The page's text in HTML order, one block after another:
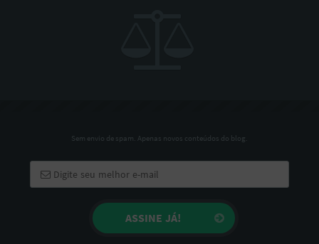
Sem envio de spam. Apenas novos conteúdos do blog.